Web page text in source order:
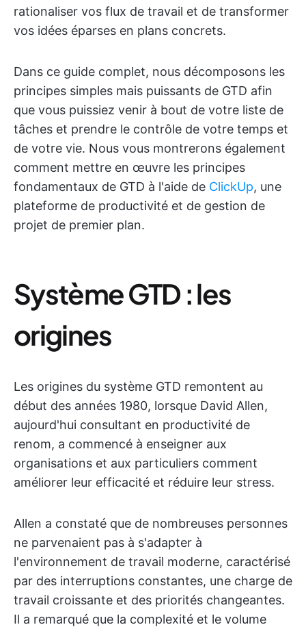
rationaliser vos flux de travail et de transformer
vos idées éparses en plans concrets.
Dans ce guide complet, nous décomposons les
principes simples mais puissants de GTD afin
que vous puissiez venir à bout de votre liste de
tâches et prendre le contrôle de votre temps et
de votre vie. Nous vous montrerons également
comment mettre en œuvre les principes
fondamentaux de GTD à l'aide de ClickUp, une
plateforme de productivité et de gestion de
projet de premier plan.
Système GTD : les
origines
Les origines du système GTD remontent au
début des années 1980, lorsque David Allen,
aujourd'hui consultant en productivité de
renom, a commencé à enseigner aux
organisations et aux particuliers comment
améliorer leur efficacité et réduire leur stress.
Allen a constaté que de nombreuses personnes
ne parvenaient pas à s'adapter à
l'environnement de travail moderne, caractérisé
par des interruptions constantes, une charge de
travail croissante et des priorités changeantes.
Il a remarqué que la complexité et le volume